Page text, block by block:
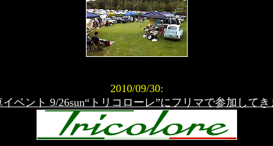
2010/09/30:
イベント 9/26sun“トリコローレ”にフリマで参加して